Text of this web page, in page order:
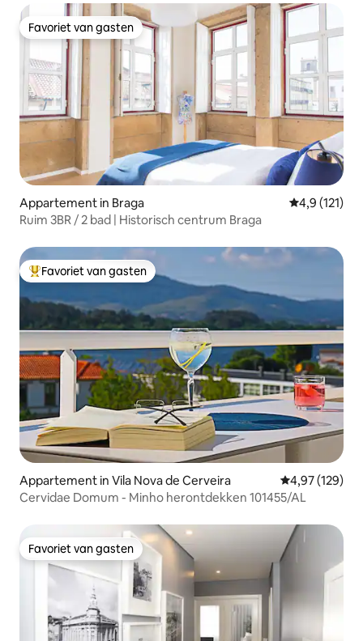
Favoriet van gasten
Favoriet van gasten
Appartement in Braga Gemiddelde
4,9 (121)
Ruim 3BR / 2 bad | Historisch centrum Braga
Topfavoriet van gasten
Favoriet van gasten
Appartement in Vila Nova de Cerveira Gemiddelde
4,97 (129)
Cervidae Domum - Minho herontdekken 101455/AL
Favoriet van gasten
Favoriet van gasten